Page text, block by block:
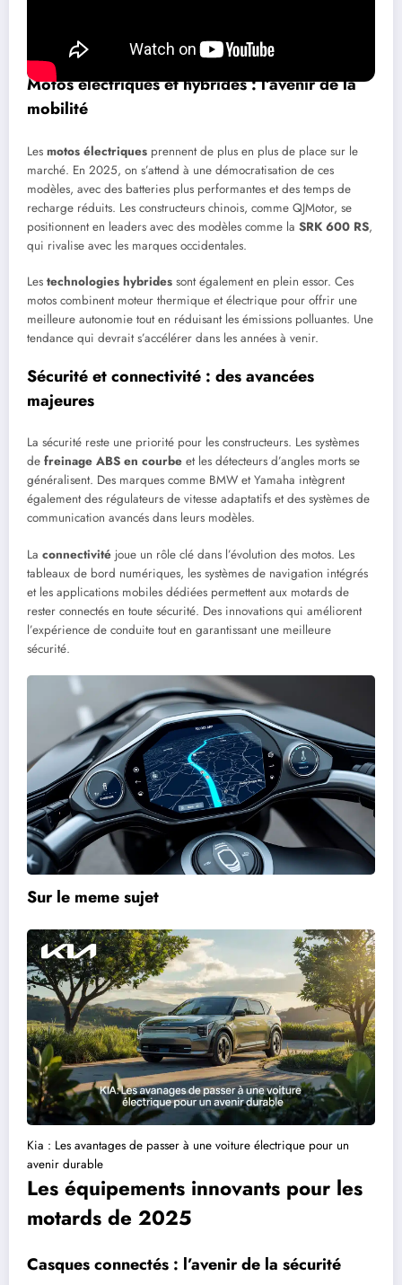
vont marquer 2025
Motos électriques et hybrides : l’avenir de la
mobilité
Les motos électriques prennent de plus en plus de place sur le
marché. En 2025, on s’attend à une démocratisation de ces
modèles, avec des batteries plus performantes et des temps de
recharge réduits. Les constructeurs chinois, comme QJMotor, se
positionnent en leaders avec des modèles comme la SRK 600 RS,
qui rivalise avec les marques occidentales.
Les technologies hybrides sont également en plein essor. Ces
motos combinent moteur thermique et électrique pour offrir une
meilleure autonomie tout en réduisant les émissions polluantes. Une
tendance qui devrait s’accélérer dans les années à venir.
Sécurité et connectivité : des avancées
majeures
La sécurité reste une priorité pour les constructeurs. Les systèmes
de freinage ABS en courbe et les détecteurs d’angles morts se
généralisent. Des marques comme BMW et Yamaha intègrent
également des régulateurs de vitesse adaptatifs et des systèmes de
communication avancés dans leurs modèles.
La connectivité joue un rôle clé dans l’évolution des motos. Les
tableaux de bord numériques, les systèmes de navigation intégrés
et les applications mobiles dédiées permettent aux motards de
rester connectés en toute sécurité. Des innovations qui améliorent
l’expérience de conduite tout en garantissant une meilleure
sécurité.
Sur le meme sujet
Kia : Les avantages de passer à une voiture électrique pour un
avenir durable
Les équipements innovants pour les
motards de 2025
Casques connectés : l’avenir de la sécurité